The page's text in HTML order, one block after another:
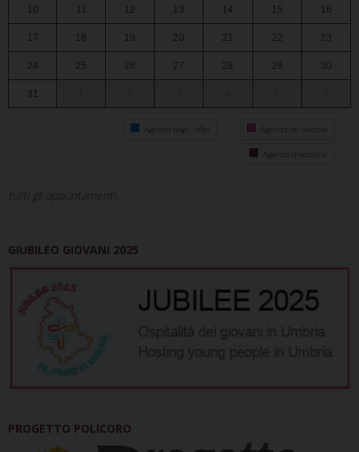
10 11 12 13 14 15 16
17 18 19 20 21 22 23
24 25 26 27 28 29 30
31
Agenda degli uffici Agenda del vescovo
Agenda diocesana
tutti gli appuntamenti...
GIUBILEO GIOVANI 2025
PROGETTO POLICORO